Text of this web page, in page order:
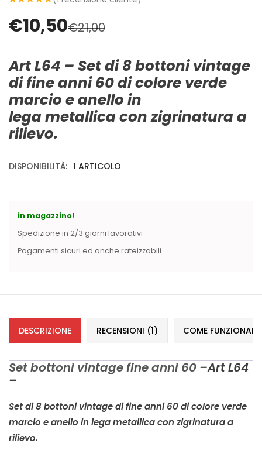
Cerniere lampo / Zip/Fibbie (27)
Elastici (10)
Filati (32)
Fodere (5)
Guanti (1)
LANA (27)
Minuterie (58)
Nastri, fettucce, cordoni, (49)
Prodotti per la sartoria (34)
Sciarpe (8)
Set di Bottoni Vintage (77)
Swarovski (2)
base adi
valutazione del
cliente
€10,50€21,00
Art L64 – Set di 8 bottoni vintage
di fine anni 60 di colore verde
marcio e anello in
lega metallica con zigrinatura a
rilievo.
DISPONIBILITÀ: 1 ARTICOLO
in magazzino!
Spedizione in 2/3 giorni lavorativi
Pagamenti sicuri ed anche rateizzabili
DESCRIZIONE RECENSIONI (1) COME
Set bottoni vintage fine anni 60 –Art L64
–
Set di 8 bottoni vintage di fine anni 60 di colore verde
marcio e anello in lega metallica con zigrinatura a
rilievo.